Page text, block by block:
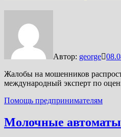
Автор: george
Жалобы на мошенников
международный эксперт по
Помощь предпринимателям
Молочные автоматы